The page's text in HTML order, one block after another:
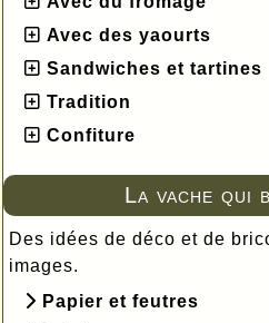
Avec des yaourts
Sandwiches et tartines
Tradition
Confiture
La vache qui
Des idées de déco et de
images.
Papier et feutres